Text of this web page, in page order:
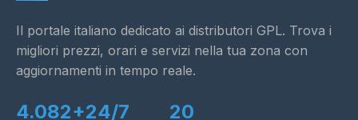
Il portale italiano dedicato ai distributori GPL. Trova i
migliori prezzi, orari e servizi nella tua zona con
aggiornamenti in tempo reale.
4.082+24/7 20